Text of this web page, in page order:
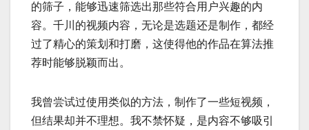
的筛子，能够迅速筛选出那些符合用户兴趣的内
容。千川的视频内容，无论是选题还是制作，都经
过了精心的策划和打磨，这使得他的作品在算法推
荐时能够脱颖而出。
我曾尝试过使用类似的方法，制作了一些短视频，
但结果却并不理想。我不禁怀疑，是内容不够吸引